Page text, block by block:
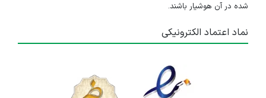
شده در آن هوشیار باشند.
نماد اعتماد الکترونیکی